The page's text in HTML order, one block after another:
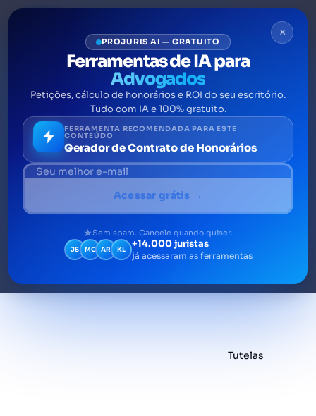
A quem se aplica a LGPD –
Lei Geral de Proteção de
Dados
A Lei Geral de Proteção de Dados é uma lei
que visa proteger os cidadãos quanto a seus
dados pessoais na internet e fora dela.
Tutelas
×
PROJURIS AI — GRATUITO
Ferramentas de IA para
Advogados
Petições, cálculo de honorários e ROI do seu escritório.
Tudo com IA e 100% gratuito.
FERRAMENTA RECOMENDADA PARA ESTE
CONTEÚDO
Gerador de Contrato de Honorários
Acessar grátis →
Sem spam. Cancele quando quiser.
JS MC AR KL +14.000 juristas
já acessaram as ferramentas